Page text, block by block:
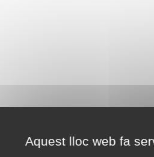
Aquest lloc web fa